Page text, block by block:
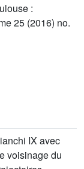
:
25 (2016) no.
IX avec
voisinage du